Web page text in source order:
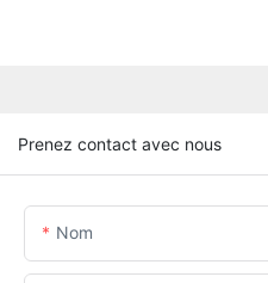
Prenez contact avec nous
Nom